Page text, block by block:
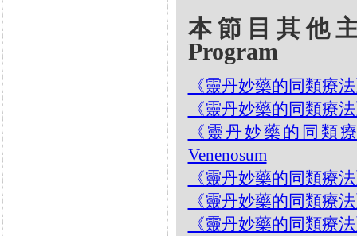
本節目其他
Program
《靈丹妙藥的同類療
《靈丹妙藥的同類療
《靈丹妙藥的同類
Venenosum
《靈丹妙藥的同類療
《靈丹妙藥的同類療
《靈丹妙藥的同類療